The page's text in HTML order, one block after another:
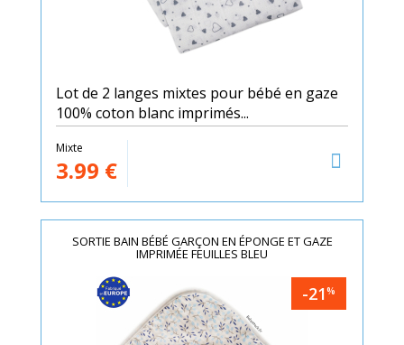
Lot de 2 langes mixtes pour bébé en gaze
100% coton blanc imprimés...
Mixte
3.99 €
SORTIE BAIN BÉBÉ GARÇON EN ÉPONGE ET GAZE
IMPRIMÉE FEUILLES BLEU
-21%